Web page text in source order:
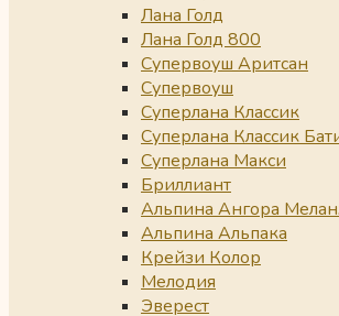
Лана Голд
Лана Голд 800
Супервоуш Аритсан
Супервоуш
Суперлана Классик
Суперлана Классик
Суперлана Макси
Бриллиант
Альпина Ангора
Альпина Альпака
Крейзи Колор
Мелодия
Эверест